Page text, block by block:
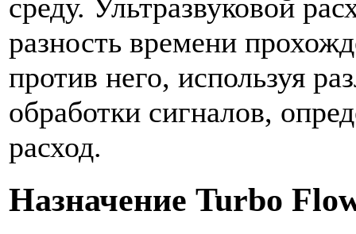
среду. Ультразвуковой
разность времени
против него, используя
обработки сигналов,
расход.
Назначение Turbo